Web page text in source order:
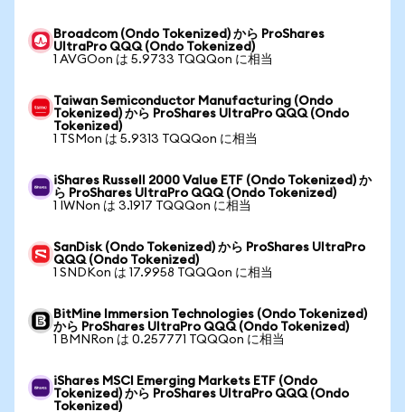
Broadcom (Ondo Tokenized) から ProShares
UltraPro QQQ (Ondo Tokenized)
1 AVGOon は 5.9733 TQQQon に相当
Taiwan Semiconductor Manufacturing (Ondo
Tokenized) から ProShares UltraPro QQQ (Ondo
Tokenized)
1 TSMon は 5.9313 TQQQon に相当
iShares Russell 2000 Value ETF (Ondo Tokenized) か
ら ProShares UltraPro QQQ (Ondo Tokenized)
1 IWNon は 3.1917 TQQQon に相当
SanDisk (Ondo Tokenized) から ProShares UltraPro
QQQ (Ondo Tokenized)
1 SNDKon は 17.9958 TQQQon に相当
BitMine Immersion Technologies (Ondo Tokenized)
から ProShares UltraPro QQQ (Ondo Tokenized)
1 BMNRon は 0.257771 TQQQon に相当
iShares MSCI Emerging Markets ETF (Ondo
Tokenized) から ProShares UltraPro QQQ (Ondo
Tokenized)